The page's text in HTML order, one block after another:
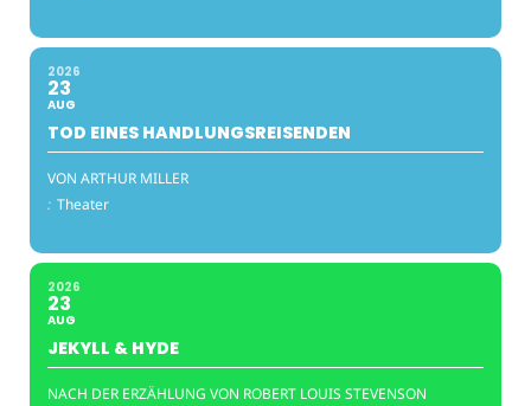
2026
23
AUG
TOD EINES HANDLUNGSREISENDEN
VON ARTHUR MILLER
: Theater
2026
23
AUG
JEKYLL & HYDE
NACH DER ERZÄHLUNG VON ROBERT LOUIS STEVENSON